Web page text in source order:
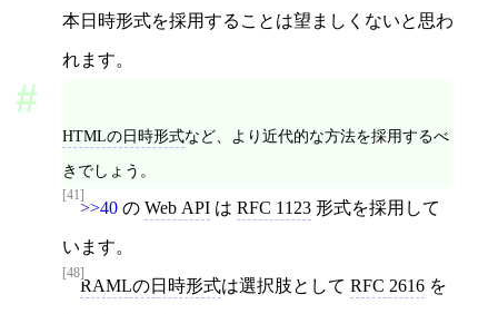
本日時形式を採用することは望ましくないと思わ
れます。
HTMLの日時形式など、より近代的な方法を採用するべ
きでしょう。
[41]
>>40 の Web API は RFC 1123 形式を採用して
います。
[48]
RAMLの日時形式は選択肢として RFC 2616 を